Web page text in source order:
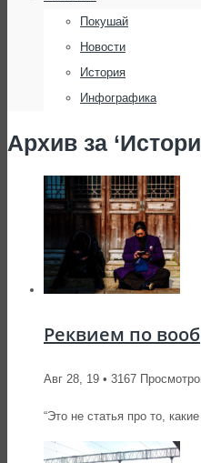
Покушай
Новости
История
Инфографика
Архив за
Реквием по
Авг 28, 19 • 3167
“Это не статья про то,